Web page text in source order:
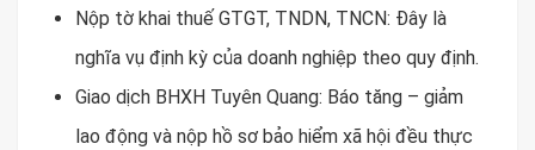
Nộp tờ khai thuế GTGT, TNDN, TNCN: Đây là
nghĩa vụ định kỳ của doanh nghiệp theo quy định.
Giao dịch BHXH Tuyên Quang: Báo tăng – giảm
lao động và nộp hồ sơ bảo hiểm xã hội đều thực